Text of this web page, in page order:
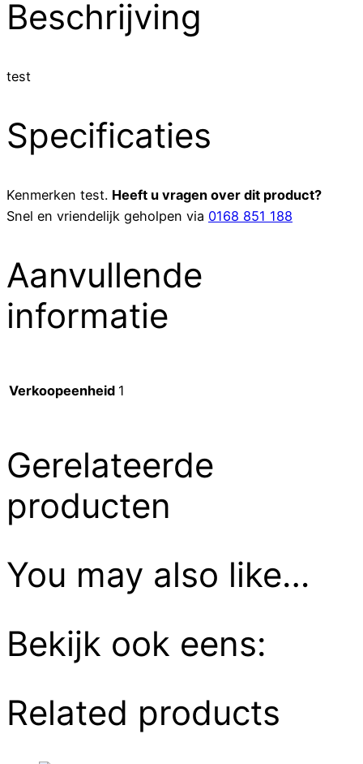
Beschrijving
test
Specificaties
Kenmerken test. Heeft u vragen over dit product?
Snel en vriendelijk geholpen via 0168 851 188
Aanvullende
informatie
Verkoopeenheid 1
Gerelateerde
producten
You may also like…
Bekijk ook eens:
Related products